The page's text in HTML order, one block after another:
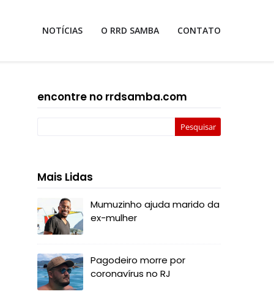
NOTÍCIAS O RRD SAMBA CONTATO
encontre no rrdsamba.com
Mais Lidas
Mumuzinho ajuda marido da
ex-mulher
Pagodeiro morre por
coronavírus no RJ